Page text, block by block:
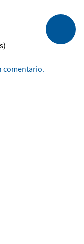
comentario.